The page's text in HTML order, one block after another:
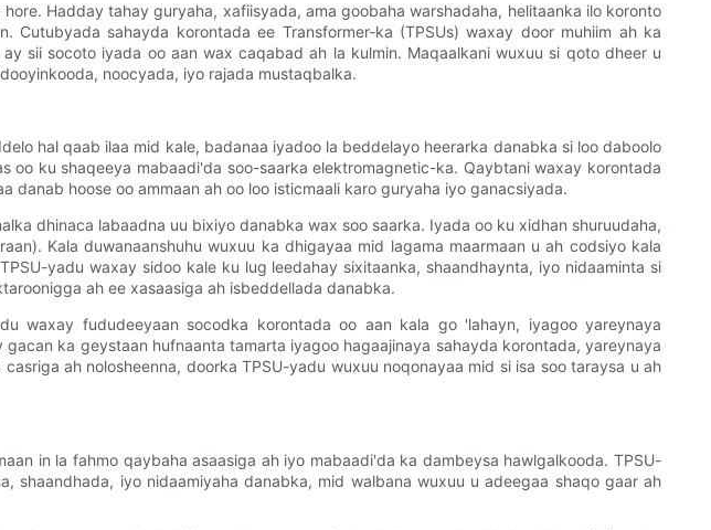
Hadday tahay guryaha, xafiisyada, ama goobaha warshadaha, helitaanka ilo koronto
sahayda korontada ee Transformer-ka (TPSUs) waxay door muhiim ah ka
sii socoto iyada oo aan wax caqabad ah la kulmin. Maqaalkani wuxuu si qoto dheer u
noocyada, iyo rajada mustaqbalka.
hal qaab ilaa mid kale, badanaa iyadoo la beddelayo heerarka danabka si loo daboolo
oo ku shaqeeya mabaadi'da soo-saarka elektromagnetic-ka. Qaybtani waxay korontada
hoose oo ammaan ah oo loo isticmaali karo guryaha iyo ganacsiyada.
dhinaca labaadna uu bixiyo danabka wax soo saarka. Iyada oo ku xidhan shuruudaha,
Kala duwanaanshuhu wuxuu ka dhigayaa mid lagama maarmaan u ah codsiyo kala
yadu waxay sidoo kale ku lug leedahay sixitaanka, shaandhaynta, iyo nidaaminta si
ah ee xasaasiga ah isbeddellada danabka.
waxay fududeeyaan socodka korontada oo aan kala go 'lahayn, iyagoo yareynaya
ka geystaan ​​​​hufnaanta tamarta iyagoo hagaajinaya sahayda korontada, yareynaya
ah nolosheenna, doorka TPSU-yadu wuxuu noqonayaa mid si isa soo taraysa u ah
in la fahmo qaybaha asaasiga ah iyo mabaadi'da ka dambeysa hawlgalkooda. TPSU-
iyo nidaamiyaha danabka, mid walbana wuxuu u adeegaa shaqo gaar ah